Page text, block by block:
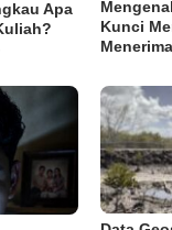
Apa
Kunci